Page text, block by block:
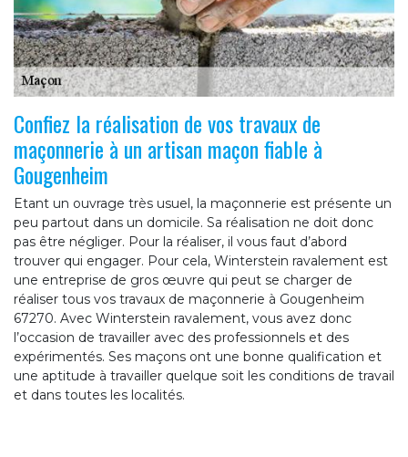
Confiez la réalisation de vos travaux de
maçonnerie à un artisan maçon fiable à
Gougenheim
Etant un ouvrage très usuel, la maçonnerie est présente un
peu partout dans un domicile. Sa réalisation ne doit donc
pas être négliger. Pour la réaliser, il vous faut d’abord
trouver qui engager. Pour cela, Winterstein ravalement est
une entreprise de gros œuvre qui peut se charger de
réaliser tous vos travaux de maçonnerie à Gougenheim
67270. Avec Winterstein ravalement, vous avez donc
l’occasion de travailler avec des professionnels et des
expérimentés. Ses maçons ont une bonne qualification et
une aptitude à travailler quelque soit les conditions de travail
et dans toutes les localités.